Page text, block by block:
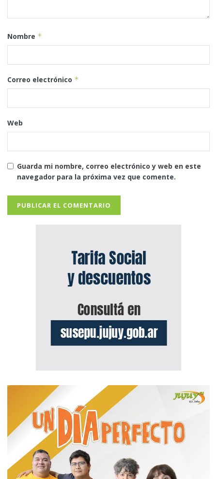
Nombre *
Correo electrónico *
Web
Guarda mi nombre, correo electrónico y web en este
navegador para la próxima vez que comente.